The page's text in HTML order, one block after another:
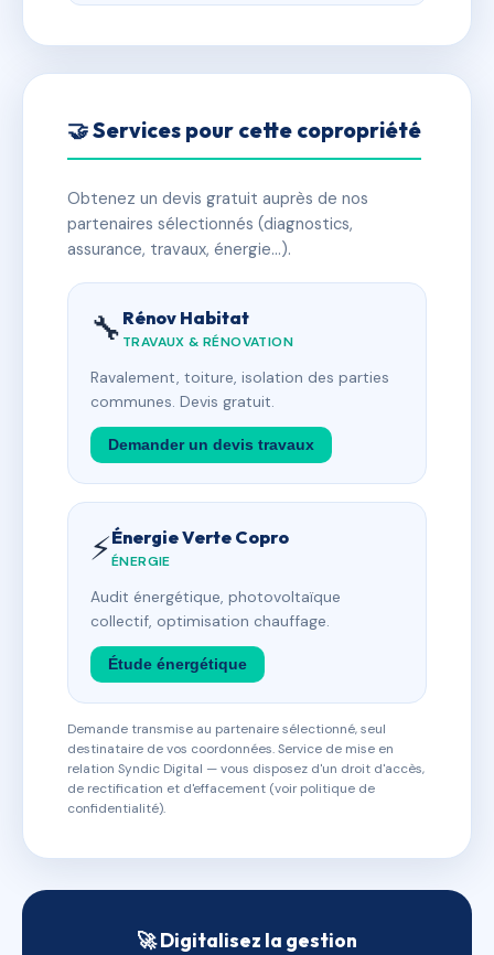
🤝 Services pour cette copropriété
Obtenez un devis gratuit auprès de nos
partenaires sélectionnés (diagnostics,
assurance, travaux, énergie…).
🔧 Rénov Habitat
TRAVAUX & RÉNOVATION
Ravalement, toiture, isolation des parties
communes. Devis gratuit.
Demander un devis travaux
⚡Énergie Verte Copro
ÉNERGIE
Audit énergétique, photovoltaïque
collectif, optimisation chauffage.
Étude énergétique
Demande transmise au partenaire sélectionné, seul
destinataire de vos coordonnées. Service de mise en
relation Syndic Digital — vous disposez d'un droit d'accès,
de rectification et d'effacement (voir politique de
confidentialité).
🚀 Digitalisez la gestion